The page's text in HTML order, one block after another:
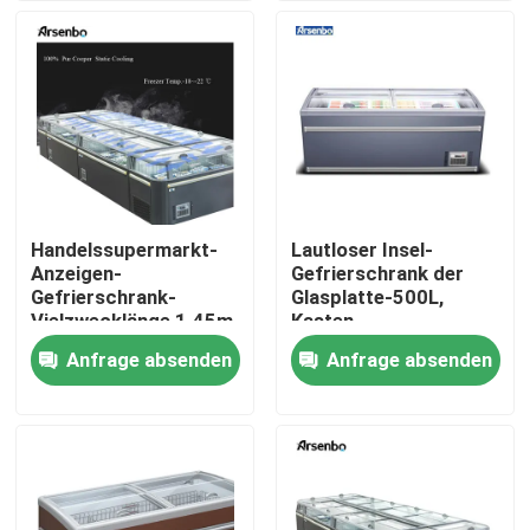
Produkte
Handelskühlvitrine
Handelsgetränkekühlschrank
Handelssupermarkt-Kühlschrank
Handelsrestaurant-Kühlschrank
Kuchenkühlvitrine
Handelssupermarkt-
Anzeigen-
Gefrierschrank-
Vielzwecklänge 1.45m
Anfrage absenden
Lautloser Insel-
Gefrierschrank der
Glasplatte-500L,
Kasten-
Gefrierschrank-
Supermarkt schiebend
Anfrage absenden